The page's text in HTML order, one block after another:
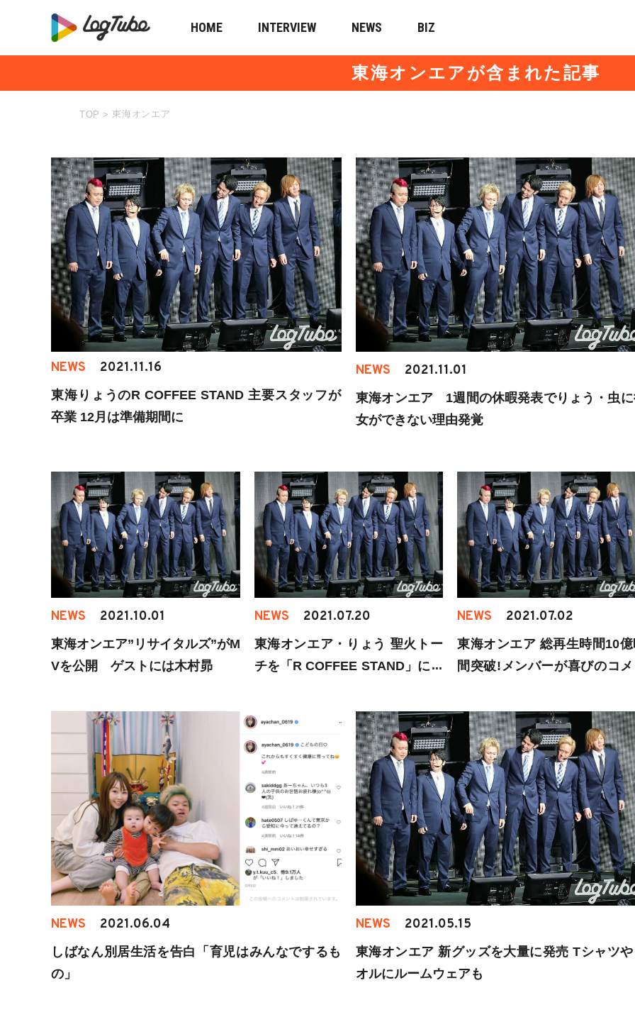
HOME INTERVIEW NEWS BIZ
東海オンエアが含まれた記事
TOP > 東海オンエア
NEWS 2021.11.16
東海りょうのR COFFEE STAND 主要スタッフが
卒業 12月は準備期間に
NEWS 2021.11.01
東海オンエア 1週間の休暇発表でりょう・虫
女ができない理由発覚
NEWS 2021.10.01
東海オンエア”リサイタルズ”がM
Vを公開 ゲストには木村昴
NEWS 2021.07.20
東海オンエア・りょう 聖火トー
チを「R COFFEE STAND」に展
NEWS 2021.07.02
東海オンエア 総再生時間10
間突破!メンバーが喜びのコ
NEWS 2021.06.04
しばなん別居生活を告白「育児はみんなでするも
の」
NEWS 2021.05.15
東海オンエア 新グッズを大量に発売 Tシャツ
オルにルームウェアも